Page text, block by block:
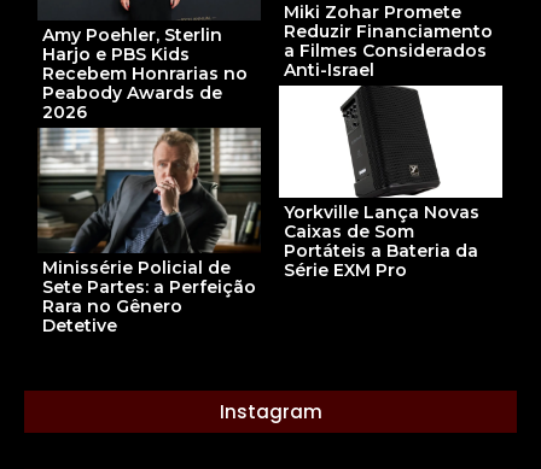
Amy Poehler, Sterlin
Harjo e PBS Kids
Recebem Honrarias no
Peabody Awards de
2026
Miki Zohar Promete
Reduzir Financiamento
a Filmes Considerados
Anti-Israel
Yorkville Lança Novas
Caixas de Som
Portáteis a Bateria da
Série EXM Pro
Minissérie Policial de
Sete Partes: a Perfeição
Rara no Gênero
Detetive
Instagram